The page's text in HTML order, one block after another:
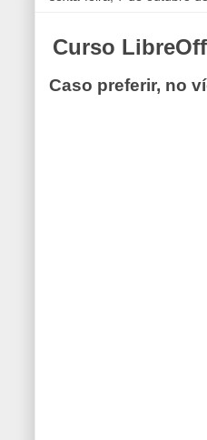
Curso
Caso preferir, no